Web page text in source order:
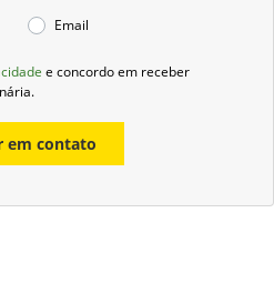
Email